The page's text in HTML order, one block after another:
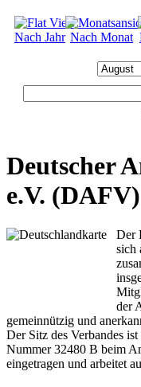
Nach Jahr Nach Monat
Deutscher
e.V. (DAFV)
Der
sich
der
gemeinnützig und
Der Sitz des Verbandes
Nummer 32480 B beim
eingetragen und arbeitet